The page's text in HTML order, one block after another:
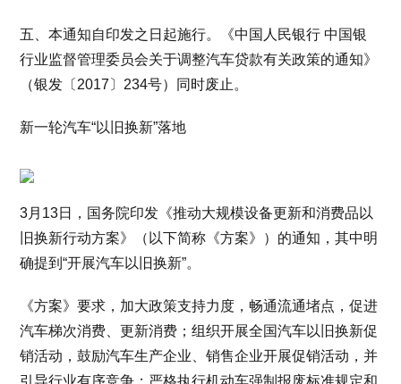
五、本通知自印发之日起施行。《中国人民银行 中国银
行业监督管理委员会关于调整汽车贷款有关政策的通知》
（银发〔2017〕234号）同时废止。
新一轮汽车“以旧换新”落地
3月13日，国务院印发《推动大规模设备更新和消费品以
旧换新行动方案》（以下简称《方案》）的通知，其中明
确提到“开展汽车以旧换新”。
《方案》要求，加大政策支持力度，畅通流通堵点，促进
汽车梯次消费、更新消费；组织开展全国汽车以旧换新促
销活动，鼓励汽车生产企业、销售企业开展促销活动，并
引导行业有序竞争；严格执行机动车强制报废标准规定和